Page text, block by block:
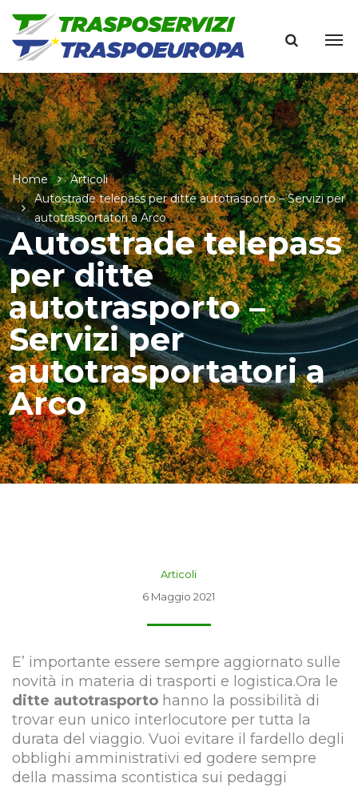
Home
Articoli
Autostrade telepass per ditte autotrasporto – Servizi per
autotrasportatori a Arco
Autostrade telepass
per ditte
autotrasporto –
Servizi per
autotrasportatori a
Arco
Articoli
6 Maggio 2021
E’ importante essere sempre aggiornato sulle
novità in materia di trasporti e logistica.Ora le
ditte autotrasporto hanno la possibilità di
trovar eun unico interlocutore per tutta la
durata del viaggio. Vuoi evitare il fardello degli
obblighi amministrativi ed godere sempre
della massima scontistica sui pedaggi